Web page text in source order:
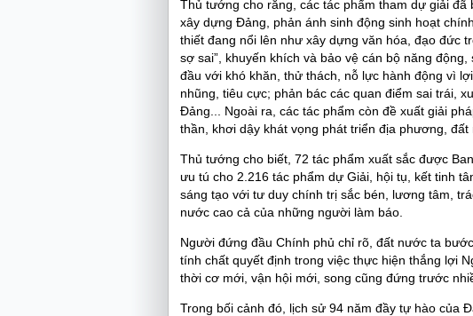
Thủ tướng cho rằng, các tác phẩm tham dự giải
xây dựng Đảng, phản ánh sinh động sinh hoạt
thiết đang nổi lên như xây dựng văn hóa, đạo đức
sợ sai”, khuyến khích và bảo vệ cán bộ năng
đầu với khó khăn, thử thách, nỗ lực hành động vì
nhũng, tiêu cực; phản bác các quan điểm sai trái,
Đảng... Ngoài ra, các tác phẩm còn đề xuất giải
thần, khơi dậy khát vọng phát triển địa phương, đất
Thủ tướng cho biết, 72 tác phẩm xuất sắc được
ưu tú cho 2.216 tác phẩm dự Giải, hội tụ, kết tinh
sáng tạo với tư duy chính trị sắc bén, lương tâm,
nước cao cả của những người làm báo.
Người đứng đầu Chính phủ chỉ rõ, đất nước ta
tính chất quyết định trong việc thực hiện thắng lợi
thời cơ mới, vận hội mới, song cũng đứng trước
Trong bối cảnh đó, lịch sử 94 năm đầy tự hào của